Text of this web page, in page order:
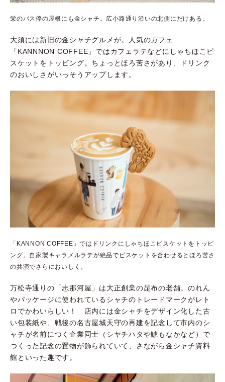
栄のバス停の屋根にも金シャチ。広小路通り沿いの北側にだけある。
大須には新旧の金シャチグルメが。人気のカフェ
「 KANNNON COFFEE 」ではカフェラテなどにしゃちほこビ
スケットをトッピング。ちょっとほろ苦さがあり、ドリンク
のおいしさがいっそうアップします。
「KANNON COFFEE」ではドリンクにしゃちほこビスケットをトッピ
ング。自家製キャラメルラテが絶品でビスケットを合わせるとほろ苦さ
の共演でさらにおいしく。
万松寺通りの「志那河屋」は大正創業の昆布の老舗。のれん
やパッケージに使われているシャチのトレードマークがレト
ロでかわいらしい！ 店内には金シャチをデザイン化した古
い包装紙や、戦後の名古屋城天守の再建を記念して市内のシ
ャチが名前につく企業同士（シヤチハタや鯱もなかなど）で
つくった記念の置物が飾られていて、さながら金シャチ資料
館といった趣です。